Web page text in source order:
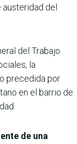
del
del Trabajo
la
precedida por
en el barrio de
de una